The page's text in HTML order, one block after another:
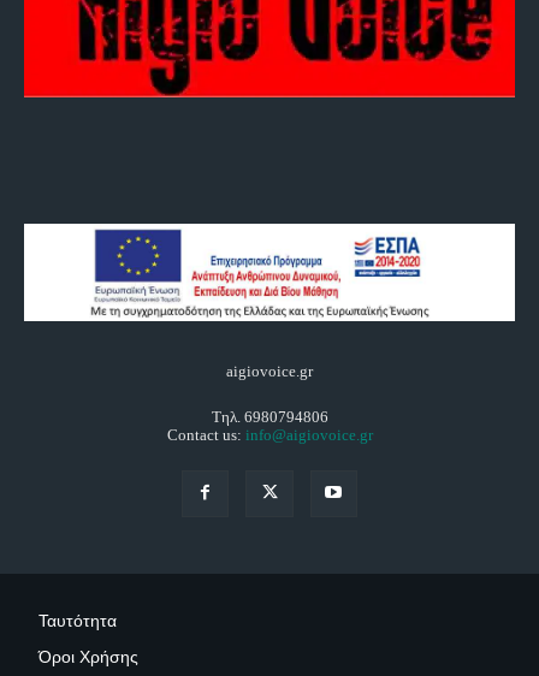
aigiovoice.gr
Τηλ. 6980794806
Contact us: info@aigiovoice.gr
Ταυτότητα
Όροι Χρήσης